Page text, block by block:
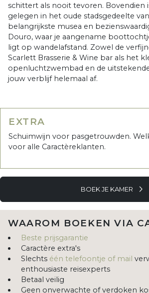
schittert als nooit tevoren. Bovendien
gelegen in het oude stadsgedeelte
belangrijkste musea en
Douro, waar je aangename
ligt op wandelafstand. Zowel de
Scarlett Brasserie & Wine bar als het
openluchtzwembad en de
jouw verblijf helemaal af.
EXTRA
Schuimwijn voor pasgetrouwden.
voor alle Caractèreklanten.
BOEK JE KAMER
WAAROM BOEKEN VIA
Beste prijsgarantie
Caractère extra's
Slechts één telefoontje of mail
enthousiaste reisexperts
Betaal veilig
Geen onverwachte of verdoken